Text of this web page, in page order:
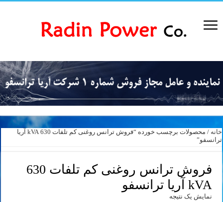
خانه
/ محصولات برچسب خورده “فروش ترانس روغنی کم تلفات 630 kVA آریا
ترانسفو”
فروش ترانس روغنی کم تلفات 630
kVA آریا ترانسفو
نمایش یک نتیجه